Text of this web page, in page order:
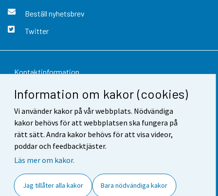
Information om kakor (cookies)
Vi använder kakor på vår webbplats. Nödvändiga
kakor behövs för att webbplatsen ska fungera på
rätt sätt. Andra kakor behövs för att visa videor,
poddar och feedbacktjäster.
Läs mer om kakor.
Jag tillåter alla kakor Bara nödvändiga kakor
Beställ nyhetsbrev
Twitter
Kontaktinformation
Respons
Användarvillkor
Dataskydd
Tillgänglighet
Cookie-inställningar